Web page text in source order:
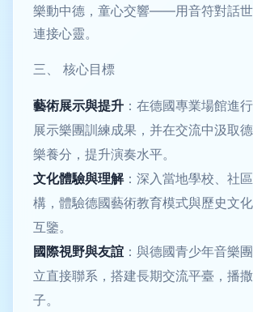
樂動中德，童心交響——用音符對話
連接心靈。
三、 核心目標
藝術展示與提升 ：在德國專業場館進
展示樂團訓練成果，并在交流中汲取
樂養分，提升演奏水平。
文化體驗與理解：深入當地學校、社
構，體驗德國藝術教育模式與歷史文
互鑒。
國際視野與友誼 ：與德國青少年音樂
立直接聯系，搭建長期交流平臺，播
子。